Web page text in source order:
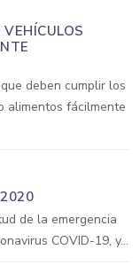
deben cumplir los
alimentos fácilmente
de la emergencia
COVID-19, y...